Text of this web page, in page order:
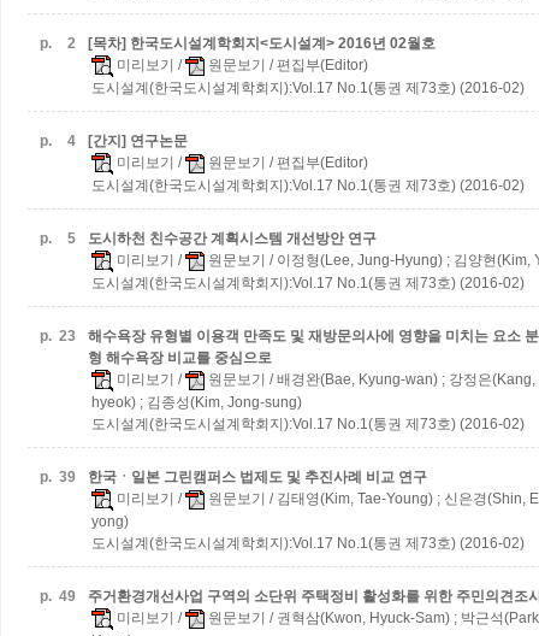
p. 2
[목차] 한국도시설계학회지<도시설계> 2016년 02월호
미리보기 / 원문보기 / 편집부(Editor)
도시설계(한국도시설계학회지):Vol.17 No.1(통권 제73호) (2016-02)
p. 4
[간지] 연구논문
미리보기 / 원문보기 / 편집부(Editor)
도시설계(한국도시설계학회지):Vol.17 No.1(통권 제73호) (2016-02)
p. 5
도시하천 친수공간 계획시스템 개선방안 연구
미리보기 / 원문보기 / 이정형(Lee, Jung-Hyung) ; 김양현(Kim,
도시설계(한국도시설계학회지):Vol.17 No.1(통권 제73호) (2016-02)
p. 23
해수욕장 유형별 이용객 만족도 및 재방문의사에 영향을 미치는 요소
형 해수욕장 비교를 중심으로
미리보기 / 원문보기 / 배경완(Bae, Kyung-wan) ; 강정은
hyeok) ; 김종성(Kim, Jong-sung)
도시설계(한국도시설계학회지):Vol.17 No.1(통권 제73호) (2016-02)
p. 39
한국ㆍ일본 그린캠퍼스 법제도 및 추진사례 비교 연구
미리보기 / 원문보기 / 김태영(Kim, Tae-Young) ; 신은경(Shin,
yong)
도시설계(한국도시설계학회지):Vol.17 No.1(통권 제73호) (2016-02)
p. 49
주거환경개선사업 구역의 소단위 주택정비 활성화를 위한 주민의견조
미리보기 / 원문보기 / 권혁삼(Kwon, Hyuck-Sam) ; 박근석